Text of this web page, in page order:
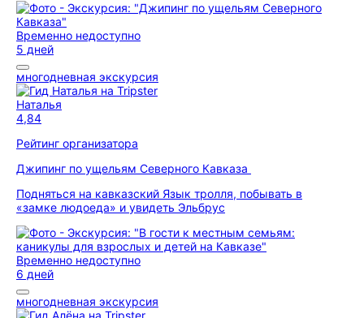
Временно недоступно
5 дней
многодневная экскурсия
Наталья
4,84
Рейтинг организатора
Джипинг по ущельям Северного Кавказа
Подняться на кавказский Язык тролля, побывать в
«замке людоеда» и увидеть Эльбрус
Временно недоступно
6 дней
многодневная экскурсия